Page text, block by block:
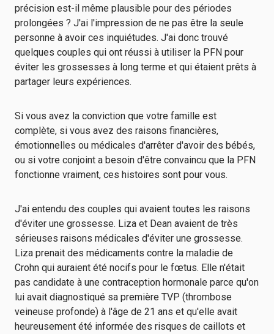
précision est-il même plausible pour des périodes
prolongées ? J'ai l'impression de ne pas être la seule
personne à avoir ces inquiétudes. J'ai donc trouvé
quelques couples qui ont réussi à utiliser la PFN pour
éviter les grossesses à long terme et qui étaient prêts à
partager leurs expériences.
Si vous avez la conviction que votre famille est
complète, si vous avez des raisons financières,
émotionnelles ou médicales d'arrêter d'avoir des bébés,
ou si votre conjoint a besoin d'être convaincu que la PFN
fonctionne vraiment, ces histoires sont pour vous.
J'ai entendu des couples qui avaient toutes les raisons
d'éviter une grossesse. Liza et Dean avaient de très
sérieuses raisons médicales d'éviter une grossesse.
Liza prenait des médicaments contre la maladie de
Crohn qui auraient été nocifs pour le fœtus. Elle n'était
pas candidate à une contraception hormonale parce qu'on
lui avait diagnostiqué sa première TVP (thrombose
veineuse profonde) à l'âge de 21 ans et qu'elle avait
heureusement été informée des risques de caillots et